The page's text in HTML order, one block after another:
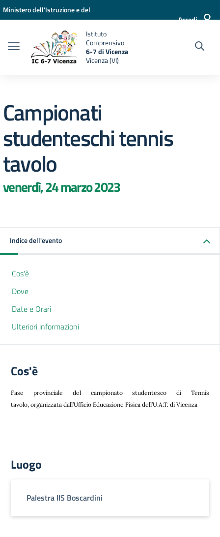
Vai ai contenuti
Vai al menu di navigazione
Vai al footer
Ministero dell'Istruzione e del
Accedi
Istituto
Comprensivo
6-7 di Vicenza
Vicenza (VI)
Campionati
studenteschi tennis
tavolo
venerdì, 24 marzo 2023
Indice dell'evento
Cos'è
Dove
Date e Orari
Ulteriori informazioni
Cos'è
Fase provinciale del campionato studentesco di Tennis
tavolo, organizzata dall’Ufficio Educazione Fisica dell’U.A.T. di Vicenza
Luogo
Palestra IIS Boscardini